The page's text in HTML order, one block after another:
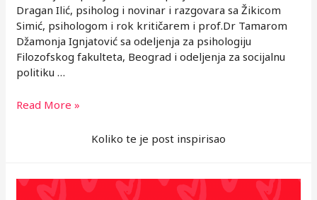
Dragan Ilić, psiholog i novinar i razgovara sa Žikicom
Simić, psihologom i rok kritičarem i prof.Dr Tamarom
Džamonja Ignjatović sa odeljenja za psihologiju
Filozofskog fakulteta, Beograd i odeljenja za socijalnu
politiku …
Snimak
psihologom“
Read More »
Koliko te je post inspirisao